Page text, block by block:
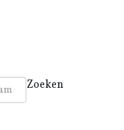
Zoeken